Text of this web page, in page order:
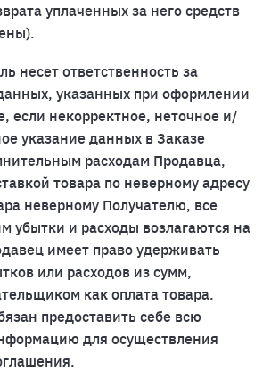
уплаченных за него средств
несет ответственность за
указанных при оформлении
если некорректное, неточное и/
указание данных в Заказе
расходам Продавца,
товара по неверному адресу
неверному Получателю, все
убытки и расходы возлагаются на
имеет право удерживать
или расходов из сумм,
как оплата товара.
предоставить себе всю
для осуществления